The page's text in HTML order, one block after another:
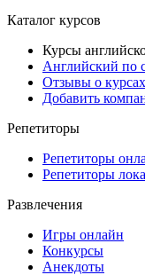
Каталог курсов
Курсы
Английский по
Отзывы о курсах
Добавить
Репетиторы
Репетиторы
Репетиторы
Развлечения
Игры онлайн
Конкурсы
Анекдоты